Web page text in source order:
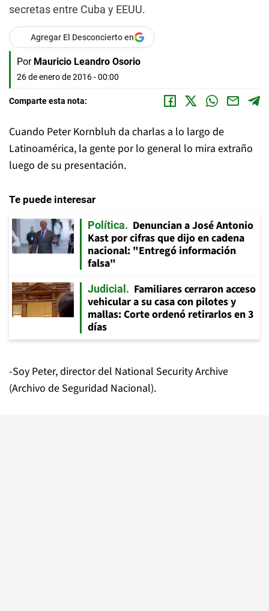
secretas entre Cuba y EEUU.
Agregar El Desconcierto en
Por Mauricio Leandro Osorio
26 de enero de 2016 - 00:00
Comparte esta nota:
Cuando Peter Kornbluh da charlas a lo largo de
Latinoamérica, la gente por lo general lo mira extraño
luego de su presentación.
Te puede interesar
Política
Denuncian a José Antonio
Kast por cifras que dijo en cadena
nacional: "Entregó información
falsa"
Judicial
Familiares cerraron acceso
vehicular a su casa con pilotes y
mallas: Corte ordenó retirarlos en 3
días
-Soy Peter, director del National Security Archive
(Archivo de Seguridad Nacional).